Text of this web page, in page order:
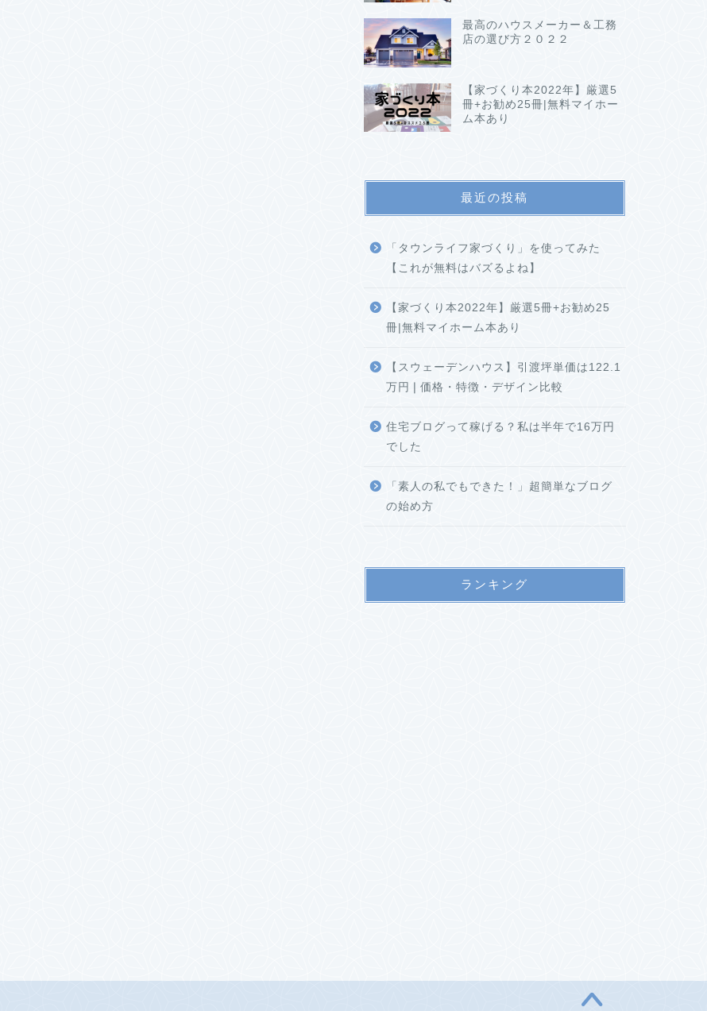
最高のハウスメーカー＆工務
店の選び方２０２２
【家づくり本2022年】厳選5
冊+お勧め25冊|無料マイホー
ム本あり
最近の投稿
「タウンライフ家づくり」を使ってみた
【これが無料はバズるよね】
【家づくり本2022年】厳選5冊+お勧め25
冊|無料マイホーム本あり
【スウェーデンハウス】引渡坪単価は122.1
万円❘価格・特徴・デザイン比較
住宅ブログって稼げる？私は半年で16万円
でした
「素人の私でもできた！」超簡単なブログ
の始め方
ランキング